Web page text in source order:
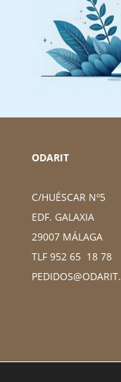
ODARIT
C/HUÉSCAR Nº5
EDF. GALAXIA
29007 MÁLAGA
TLF 952 65 18 78